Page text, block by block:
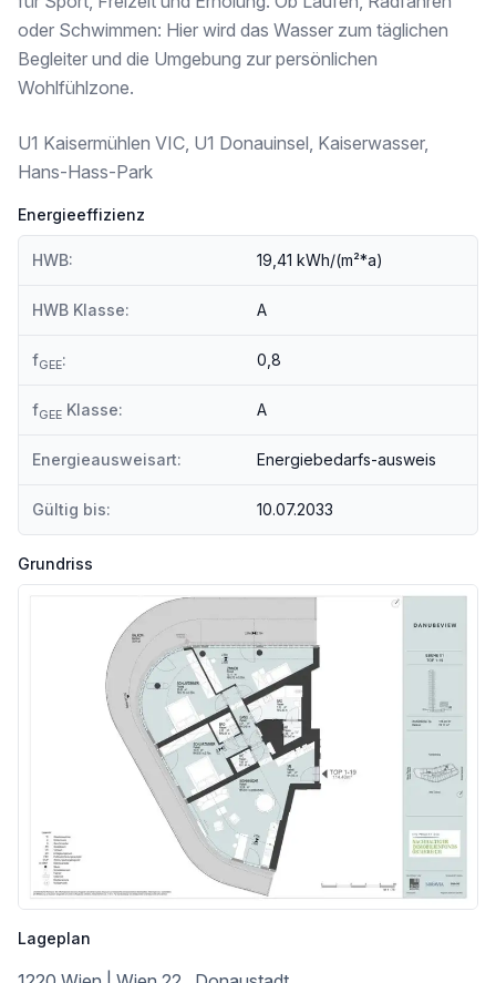
Kindergarten <500m
Universität <1.750m
Höhere Schule <3.250m
Nahversorgung
Bäckerei <500m
Einkaufszentrum <2.000m
Sonstige
Geldautomat <500m
Bank <500m
Bus <250m
Straßenbahn <1.250m
Autobahnanschluss <250m
oder Schwimmen: Hier wird das Wasser zum täglichen
Begleiter und die Umgebung zur persönlichen
Wohlfühlzone.
U1 Kaisermühlen VIC, U1 Donauinsel, Kaiserwasser,
Hans-Hass-Park
Energieeffizienz
HWB: 19,41 kWh/(m²*a)
HWB Klasse: A
fGEE: 0,8
fGEE Klasse: A
Energieausweisart: Energiebedarfs-ausweis
Gültig bis: 10.07.2033
Grundriss
Lageplan